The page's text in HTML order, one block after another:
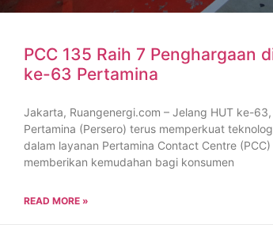
PCC 135 Raih 7 Penghargaan
ke-63 Pertamina
Jakarta, Ruangenergi.com – Jelang HUT ke-
Pertamina (Persero) terus memperkuat
dalam layanan Pertamina Contact Centre
memberikan kemudahan bagi konsumen
READ MORE »